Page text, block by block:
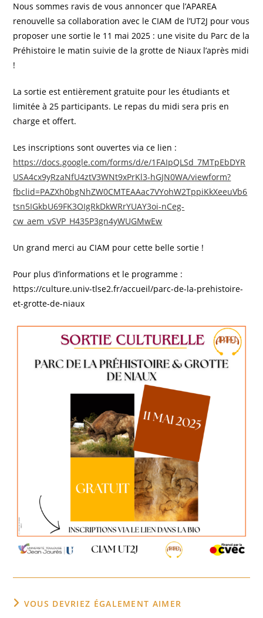
Nous sommes ravis de vous annoncer que l’APAREA
renouvelle sa collaboration avec le CIAM de l’UT2J pour vous
proposer une sortie le 11 mai 2025 : une visite du Parc de la
Préhistoire le matin suivie de la grotte de Niaux l’après midi
!
La sortie est entièrement gratuite pour les étudiants et
limitée à 25 participants. Le repas du midi sera pris en
charge et offert.
Les inscriptions sont ouvertes via ce lien :
https://docs.google.com/forms/d/e/1FAIpQLSd_7MTpEbDYR
USA4cx9yRzaNfU4ztV3WNt9xPrKl3-hGJN0WA/viewform?
fbclid=PAZXh0bgNhZW0CMTEAAac7VYohW2TppiKkXeeuVb6
tsn5IGkbU69FK3OIgRkDkWRrYUAY3oi-nCeg-
cw_aem_vSVP_H435P3gn4yWUGMwEw
Un grand merci au CIAM pour cette belle sortie !
Pour plus d’informations et le programme :
https://culture.univ-tlse2.fr/accueil/parc-de-la-prehistoire-
et-grotte-de-niaux
VOUS DEVRIEZ ÉGALEMENT AIMER